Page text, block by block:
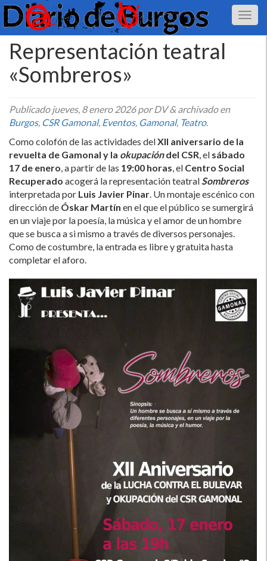
Representación teatral
«Sombreros»
Publicadojueves, 8 enero 2026por DV&archivado en
Burgos, CSR Gamonal, Eventos, Gamonal, Teatro.
Como colofón de las actividades delXII aniversario de la
revuelta de Gamonal y la okupacióndel CSR, el sábado
17 de enero, a partir de las 19:00 horas, el Centro Social
Recuperado acogerá la representación teatralSombreros
interpretada por Luis Javier Pinar. Un montaje escénico con
dirección de Óskar Martín en el que el público se sumergirá
en un viaje por la poesía, la música y el amor de un hombre
que se busca a si mismo a través de diversos personajes.
Como de costumbre, la entrada es libre y gratuita hasta
completar el aforo.